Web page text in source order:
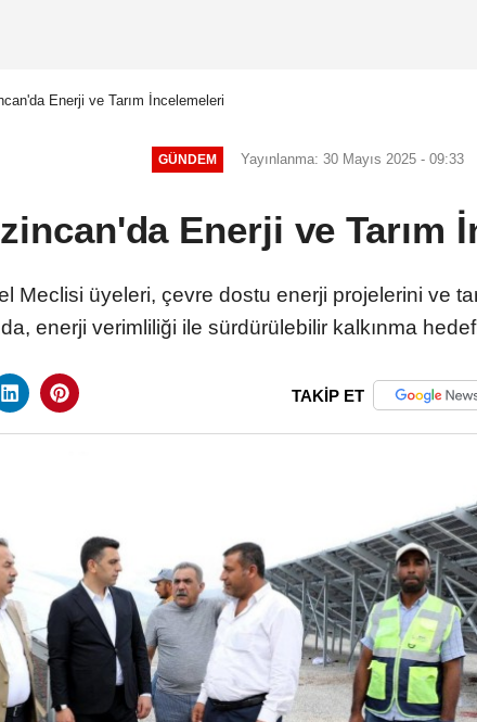
Enerji ve Tarım İncelemeleri
GÜNDEM Yayınlanma: 30 Mayıs 2025 - 09:33
Enerji ve Tarım
Meclisi üyeleri, çevre dostu enerji projelerini ve
enerji verimliliği ile sürdürülebilir kalkınma
TAKİP ET